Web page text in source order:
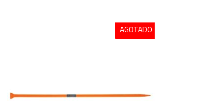
AGOTADO